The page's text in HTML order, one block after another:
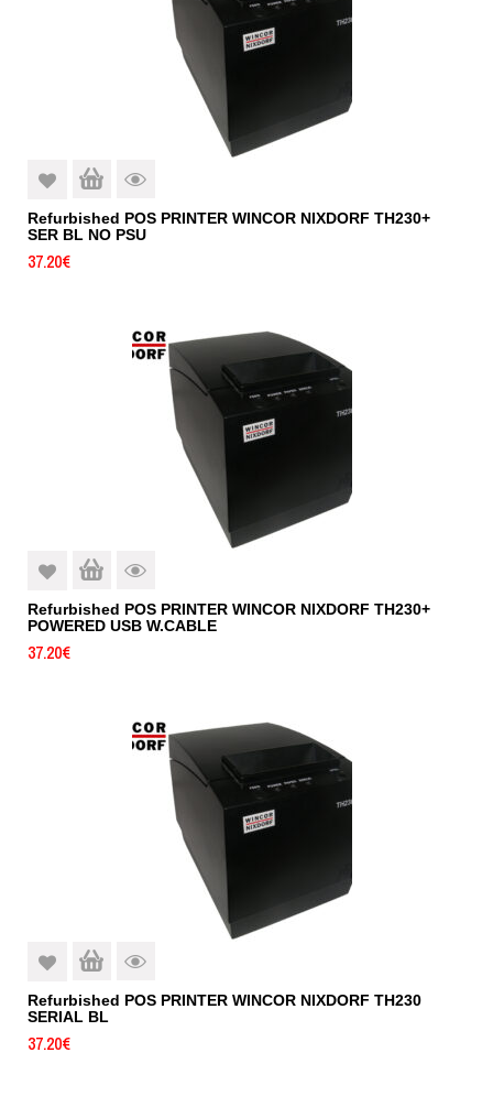
Refurbished POS PRINTER WINCOR NIXDORF TH230+
SER BL NO PSU
37.20€
Refurbished POS PRINTER WINCOR NIXDORF TH230+
POWERED USB W.CABLE
37.20€
Refurbished POS PRINTER WINCOR NIXDORF TH230
SERIAL BL
37.20€